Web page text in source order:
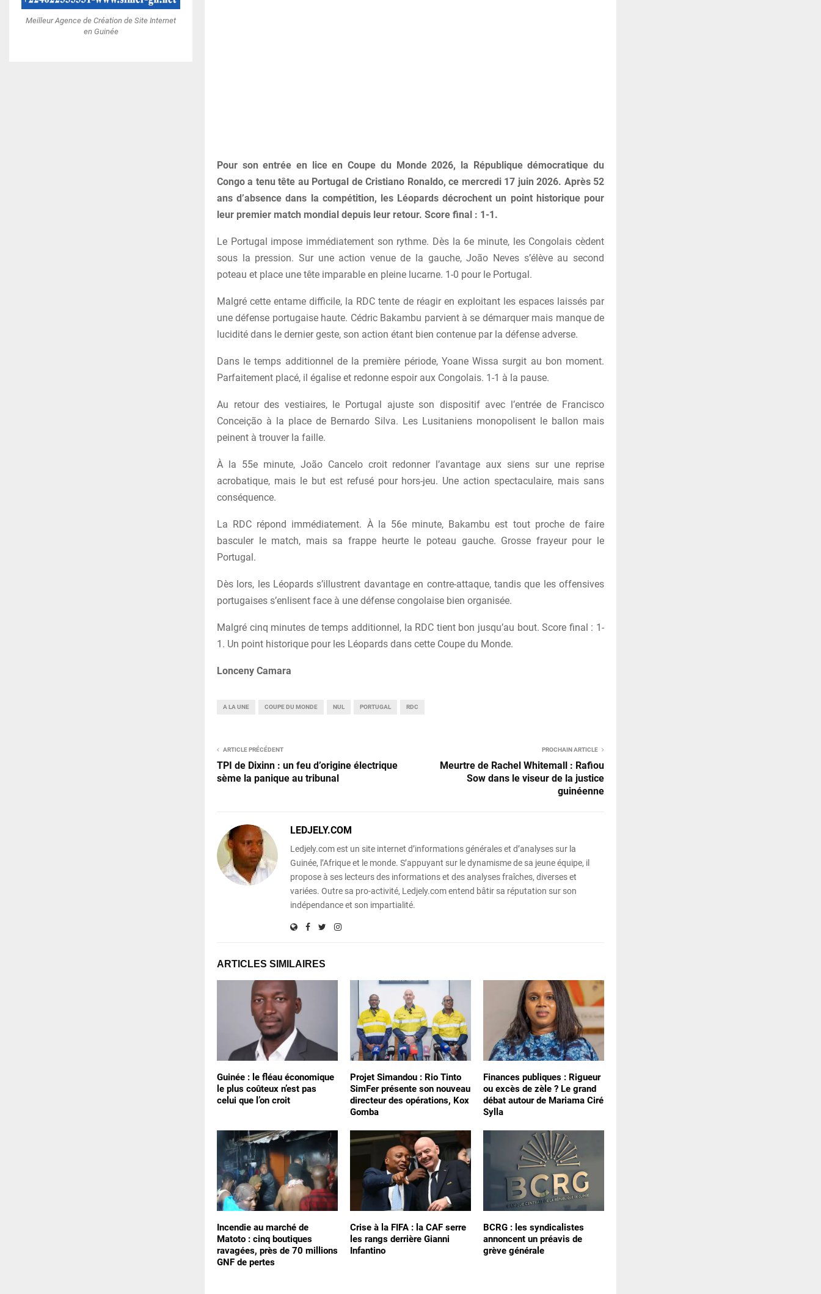
Pour son entrée en lice en Coupe du Monde 2026, la République démocratique du
Congo a tenu tête au Portugal de Cristiano Ronaldo, ce mercredi 17 juin 2026. Après 52
ans d’absence dans la compétition, les Léopards décrochent un point historique pour
leur premier match mondial depuis leur retour. Score final : 1-1.
Le Portugal impose immédiatement son rythme. Dès la 6e minute, les Congolais cèdent
sous la pression. Sur une action venue de la gauche, João Neves s’élève au second
poteau et place une tête imparable en pleine lucarne. 1-0 pour le Portugal.
Malgré cette entame difficile, la RDC tente de réagir en exploitant les espaces laissés par
une défense portugaise haute. Cédric Bakambu parvient à se démarquer mais manque de
lucidité dans le dernier geste, son action étant bien contenue par la défense adverse.
Dans le temps additionnel de la première période, Yoane Wissa surgit au bon moment.
Parfaitement placé, il égalise et redonne espoir aux Congolais. 1-1 à la pause.
Au retour des vestiaires, le Portugal ajuste son dispositif avec l’entrée de Francisco
Conceição à la place de Bernardo Silva. Les Lusitaniens monopolisent le ballon mais
peinent à trouver la faille.
À la 55e minute, João Cancelo croit redonner l’avantage aux siens sur une reprise
acrobatique, mais le but est refusé pour hors-jeu. Une action spectaculaire, mais sans
conséquence.
La RDC répond immédiatement. À la 56e minute, Bakambu est tout proche de faire
basculer le match, mais sa frappe heurte le poteau gauche. Grosse frayeur pour le
Portugal.
Dès lors, les Léopards s’illustrent davantage en contre-attaque, tandis que les offensives
portugaises s’enlisent face à une défense congolaise bien organisée.
Malgré cinq minutes de temps additionnel, la RDC tient bon jusqu’au bout. Score final : 1-
1. Un point historique pour les Léopards dans cette Coupe du Monde.
Lonceny Camara
A LA UNE COUPE DU MONDE NUL PORTUGAL RDC
ARTICLE PRÉCÉDENT
TPI de Dixinn : un feu d’origine électrique
sème la panique au tribunal
PROCHAIN ARTICLE
Meurtre de Rachel Whitemall : Rafiou
Sow dans le viseur de la justice
guinéenne
LEDJELY.COM
Ledjely.com est un site internet d’informations générales et d’analyses sur la
Guinée, l’Afrique et le monde. S’appuyant sur le dynamisme de sa jeune équipe, il
propose à ses lecteurs des informations et des analyses fraîches, diverses et
variées. Outre sa pro-activité, Ledjely.com entend bâtir sa réputation sur son
indépendance et son impartialité.
ARTICLES SIMILAIRES
Guinée : le fléau économique
le plus coûteux n’est pas
celui que l’on croit
Projet Simandou : Rio Tinto
SimFer présente son nouveau
directeur des opérations, Kox
Gomba
Finances publiques : Rigueur
ou excès de zèle ? Le grand
débat autour de Mariama Ciré
Sylla
Incendie au marché de
Matoto : cinq boutiques
ravagées, près de 70 millions
GNF de pertes
Crise à la FIFA : la CAF serre
les rangs derrière Gianni
Infantino
BCRG : les syndicalistes
annoncent un préavis de
grève générale
Meilleur Agence de Création de Site Internet
en Guinée